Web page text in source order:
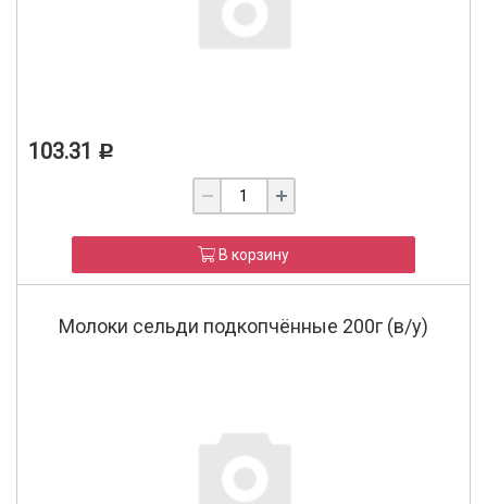
103.31 Р
В корзину
Молоки сельди подкопчённые 200г (в/у)